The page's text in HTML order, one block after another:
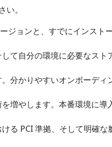
。
ジョンと、すでにインスト
て自分の環境に必要なスト
分かりやすいオンボーディ
増やします。本番環境に導
る PCI 準拠、そして明確な